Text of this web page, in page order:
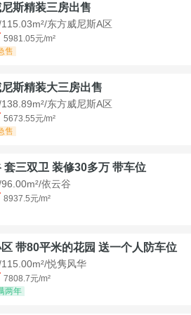
斯精装三房出售
东方威尼斯A区
5981.05元/m²
售
斯精装大三房出售
东方威尼斯A区
5673.55元/m²
售
套三双卫 装修30多万 带车位
依云谷
8937.5元/m²
带80平米的花园 送一个人防车位
悦隽风华
7808.7元/m²
两年